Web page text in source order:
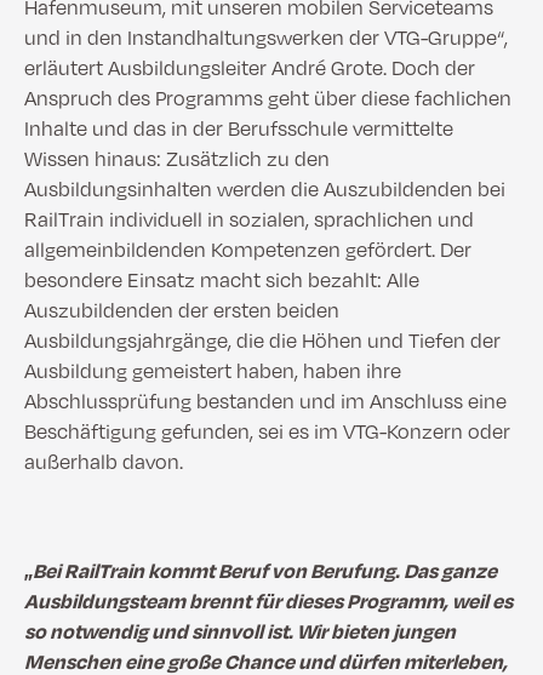
Hafenmuseum, mit unseren mobilen Serviceteams
und in den Instandhaltungswerken der VTG-Gruppe“,
erläutert Ausbildungsleiter André Grote. Doch der
Anspruch des Programms geht über diese fachlichen
Inhalte und das in der Berufsschule vermittelte
Wissen hinaus: Zusätzlich zu den
Ausbildungsinhalten werden die Auszubildenden bei
RailTrain individuell in sozialen, sprachlichen und
allgemeinbildenden Kompetenzen gefördert. Der
besondere Einsatz macht sich bezahlt: Alle
Auszubildenden der ersten beiden
Ausbildungsjahrgänge, die die Höhen und Tiefen der
Ausbildung gemeistert haben, haben ihre
Abschlussprüfung bestanden und im Anschluss eine
Beschäftigung gefunden, sei es im VTG-Konzern oder
außerhalb davon.
„Bei RailTrain kommt Beruf von Berufung. Das ganze
Ausbildungsteam brennt für dieses Programm, weil es
so notwendig und sinnvoll ist. Wir bieten jungen
Menschen eine große Chance und dürfen miterleben,